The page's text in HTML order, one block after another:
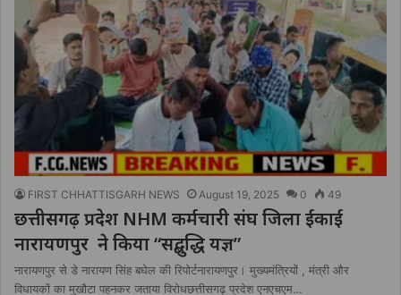
FIRST CHHATTISGARH NEWS August 19, 2025 0 49
छत्तीसगढ़ प्रदेश NHM कर्मचारी संघ जिला ईकाई
नारायणपुर ने किया “सद्बुद्धि यज्ञ”
नारायणपुर से डे नारायण सिंह बघेल की रिपोर्टनारायणपुर। मुख्यमंत्रियों , मंत्री और
विधायकों का मुखौटा पहनकर जताया विरोधछत्तीसगढ़ प्रदेश एनएचएम…